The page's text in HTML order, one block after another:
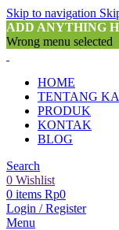
Skip to navigation
ADD ANYTHING
Wrong menu selected
HOME
TENTANG
PRODUK
KONTAK
BLOG
Search
0 Wishlist
0 items Rp0
Login / Register
Menu